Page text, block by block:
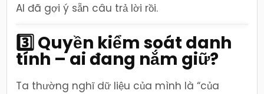
AI đã gợi ý sẵn câu trả lời rồi.
3️⃣ Quyền kiểm soát danh
tính – ai đang nắm giữ?
Ta thường nghĩ dữ liệu của mình là “của